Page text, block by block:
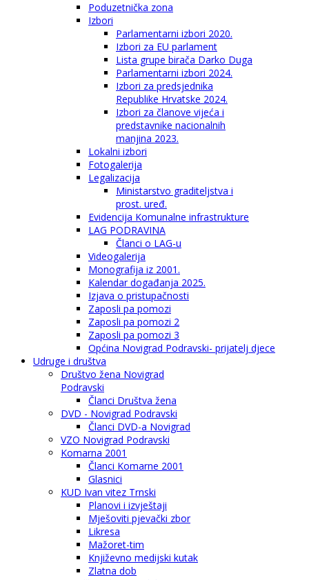
Poduzetnička zona
Izbori
Parlamentarni izbori 2020.
Izbori za EU parlament
Lista grupe birača Darko Duga
Parlamentarni izbori 2024.
Izbori za predsjednika
Republike Hrvatske 2024.
Izbori za članove vijeća i
predstavnike nacionalnih
manjina 2023.
Lokalni izbori
Fotogalerija
Legalizacija
Ministarstvo graditeljstva i
prost. uređ.
Evidencija Komunalne infrastrukture
LAG PODRAVINA
Članci o LAG-u
Videogalerija
Monografija iz 2001.
Kalendar događanja 2025.
Izjava o pristupačnosti
Zaposli pa pomozi
Zaposli pa pomozi 2
Zaposli pa pomozi 3
Općina Novigrad Podravski- prijatelj djece
Udruge i društva
Društvo žena Novigrad
Podravski
Članci Društva žena
DVD - Novigrad Podravski
Članci DVD-a Novigrad
VZO Novigrad Podravski
Komarna 2001
Članci Komarne 2001
Glasnici
KUD Ivan vitez Trnski
Planovi i izvještaji
Mješoviti pjevački zbor
Likresa
Mažoret-tim
Književno medijski kutak
Zlatna dob